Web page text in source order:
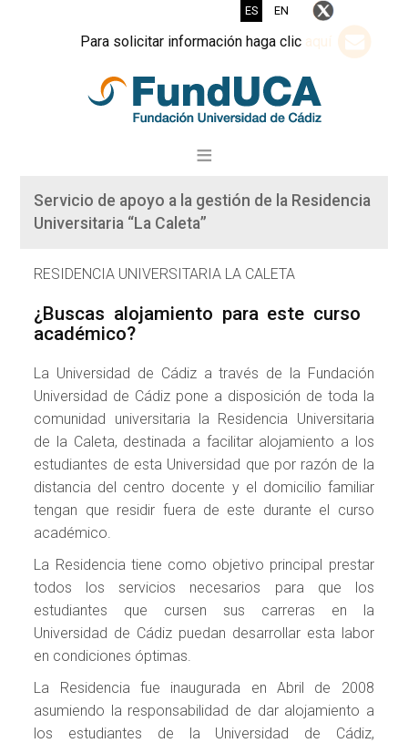
ES EN
Para solicitar información haga clic aquí
Servicio de apoyo a la gestión de la Residencia
Universitaria “La Caleta”
RESIDENCIA UNIVERSITARIA LA CALETA
¿Buscas alojamiento para este curso
académico?
La Universidad de Cádiz a través de la Fundación
Universidad de Cádiz pone a disposición de toda la
comunidad universitaria la Residencia Universitaria
de la Caleta, destinada a facilitar alojamiento a los
estudiantes de esta Universidad que por razón de la
distancia del centro docente y el domicilio familiar
tengan que residir fuera de este durante el curso
académico.
La Residencia tiene como objetivo principal prestar
todos los servicios necesarios para que los
estudiantes que cursen sus carreras en la
Universidad de Cádiz puedan desarrollar esta labor
en condiciones óptimas.
La Residencia fue inaugurada en Abril de 2008
asumiendo la responsabilidad de dar alojamiento a
los estudiantes de la Universidad de Cádiz,